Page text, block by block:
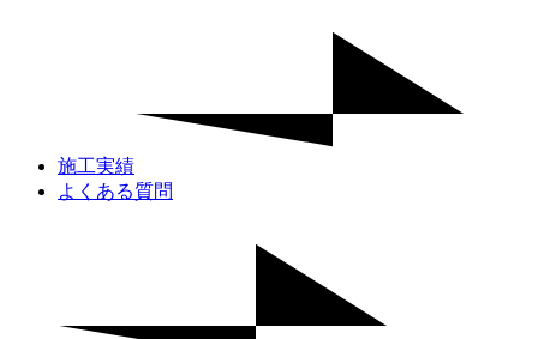
施工実績
よくある質問